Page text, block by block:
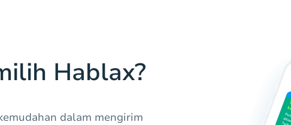
Hablax?
dalam mengirim